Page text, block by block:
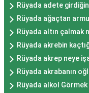
Rüyada adete
Rüyada ağaçtan
Rüyada altın çalmak
Rüyada akrebin
Rüyada akrep neye
Rüyada akrabanın
Rüyada alkol Görmek